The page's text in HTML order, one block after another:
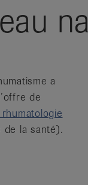
a
de
de la santé).